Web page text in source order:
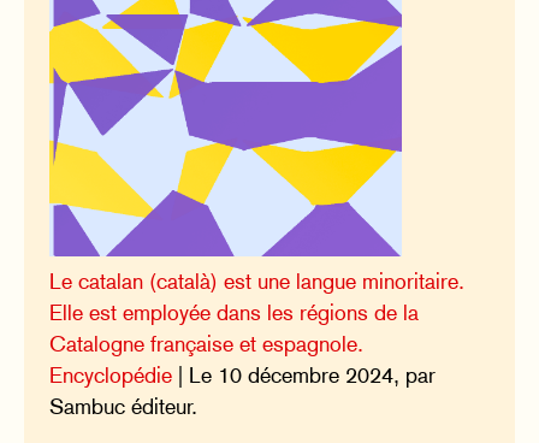
Le catalan (català) est une langue minoritaire.
Elle est employée dans les régions de la
Catalogne française et espagnole.
Encyclopédie | Le 10 décembre 2024, par
Sambuc éditeur.